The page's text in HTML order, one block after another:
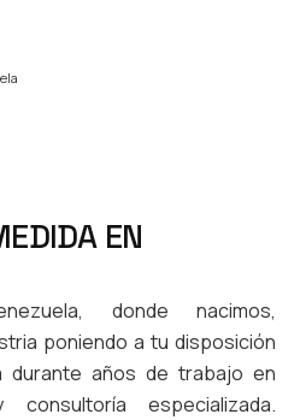
EDIDA EN
donde nacimos,
poniendo a tu disposición
durante años de trabajo en
especializada.